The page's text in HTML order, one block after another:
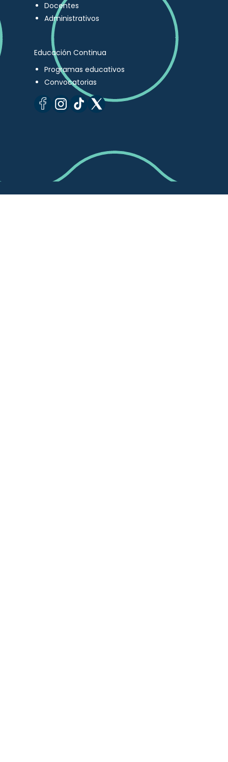
Docentes
Administrativos
Educación Continua
Programas educativos
Convocatorias